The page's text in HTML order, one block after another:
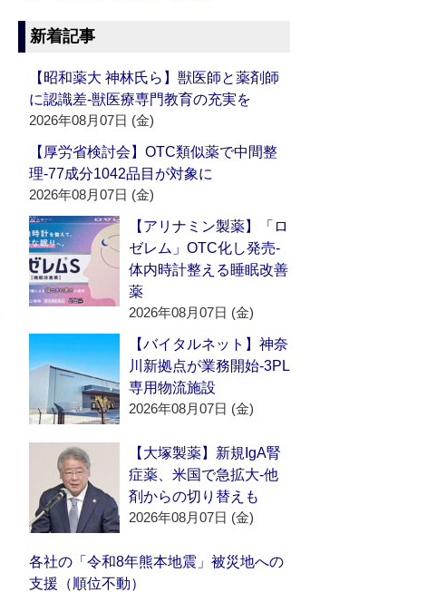
新着記事
【昭和薬大 神林氏ら】獣医師と薬剤師
に認識差‐獣医療専門教育の充実を
2026年08月07日 (金)
【厚労省検討会】OTC類似薬で中間整
理‐77成分1042品目が対象に
2026年08月07日 (金)
【アリナミン製薬】「ロ
ゼレム」OTC化し発売‐
体内時計整える睡眠改善
薬
2026年08月07日 (金)
【バイタルネット】神奈
川新拠点が業務開始‐3PL
専用物流施設
2026年08月07日 (金)
【大塚製薬】新規IgA腎
症薬、米国で急拡大‐他
剤からの切り替えも
2026年08月07日 (金)
各社の「令和8年熊本地震」被災地への
支援（順位不動）